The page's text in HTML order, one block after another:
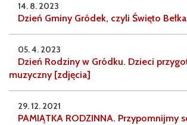
14. 8. 2023
Dzień Gminy Gródek, czyli Święto
05. 4. 2023
Dzień Rodziny w Gródku. Dzieci
muzyczny [zdjęcia]
29. 12. 2021
PAMIĄTKA RODZINNA. Przypomnijmy